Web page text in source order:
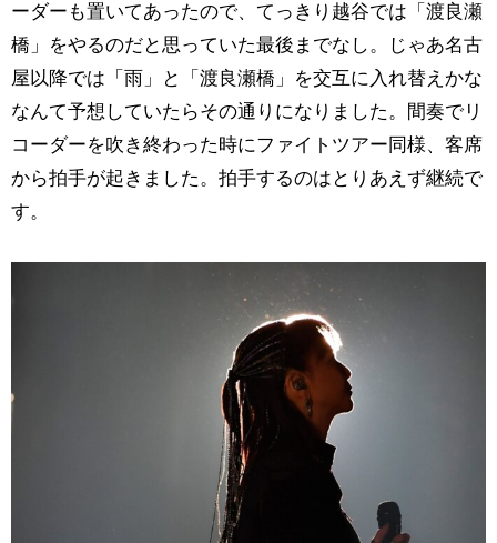
ーダーも置いてあったので、てっきり越谷では「渡良瀬
橋」をやるのだと思っていた最後までなし。じゃあ名古
屋以降では「雨」と「渡良瀬橋」を交互に入れ替えかな
なんて予想していたらその通りになりました。間奏でリ
コーダーを吹き終わった時にファイトツアー同様、客席
から拍手が起きました。拍手するのはとりあえず継続で
す。